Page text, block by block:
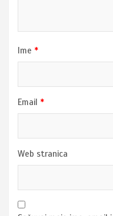
Ime *
Email *
Web stranica